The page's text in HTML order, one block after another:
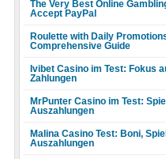
The Very Best Online
Accept PayPal
Roulette with Daily
Comprehensive Guide
Ivibet Casino im Test: Fokus
Zahlungen
MrPunter Casino im Test:
Auszahlungen
Malina Casino Test: Boni,
Auszahlungen